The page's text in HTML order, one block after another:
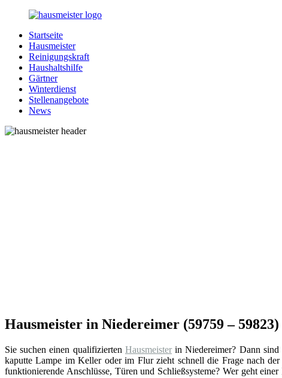
Zurück
Inhalt
Hausmeister.de
Alles
rund
Ihren
Haushalt
Startseite
Hausmeister
Reinigungskraft
Haushaltshilfe
Gärtner
Winterdienst
Stellenangebote
News
Hausmeister in Niedereimer (59759 –
Sie suchen einen qualifizierten Hausmeisterin Niedereimer? Dann
kaputte Lampe im Keller oder im Flur zieht schnell die Frage nach
funktionierende Anschlüsse, Türen und Schließsysteme? Wer geht